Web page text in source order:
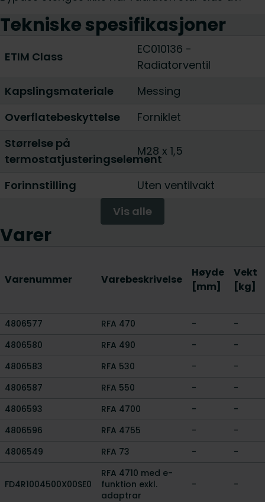
Tekniske spesifikasjoner
ETIM Class
EC010136 -
Radiatorventil
Kapslingsmateriale
Messing
Overflatebeskyttelse
Forniklet
Størrelse på
termostatjusteringselement
M28 x 1,5
Forinnstilling
Uten ventilvakt
Vis alle
Varer
Varenummer Varebeskrivelse
Høyde
[mm]
Vekt
[kg]
4806577 RFA 470 -
-
4806580
RFA 490 -
-
4806583
RFA 530 -
-
4806587
RFA 550 -
-
4806593
RFA 4700 -
-
4806596
RFA 4755 -
-
4806549
RFA 73 - -
FD4R1004500X00SE0
RFA 4710 med e-
funktion exkl.
adaptrar
- -